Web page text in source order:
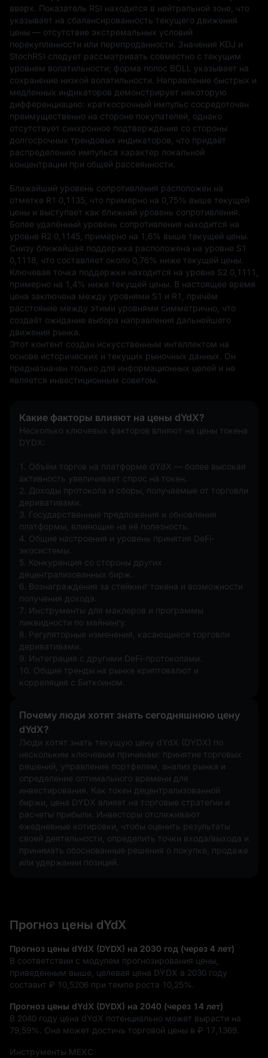
вверх. Показатель RSI находится в нейтральной зоне, что
указывает на сбалансированность текущего движения
цены — отсутствие экстремальных условий
перекупленности или перепроданности. Значения KDJ и
StochRSI следует рассматривать совместно с текущим
уровнем волатильности; форма полос BOLL указывает на
сохранение низкой волатильности. Направление быстрых и
медленных индикаторов демонстрирует некоторую
дифференциацию: краткосрочный импульс сосредоточен
преимущественно на стороне покупателей, однако
отсутствует синхронное подтверждение со стороны
долгосрочных трендовых индикаторов, что придаёт
распределению импульса характер локальной
концентрации при общей рассеянности.
Ближайший уровень сопротивления расположен на
отметке R1 0,1135, что примерно на 0,75% выше текущей
цены и выступает как ближний уровень сопротивления.
Более удалённый уровень сопротивления находится на
уровне R2 0,1145, примерно на 1,6% выше текущей цены.
Снизу ближайшая поддержка расположена на уровне S1
0,1118, что составляет около 0,76% ниже текущей цены.
Ключевая точка поддержки находится на уровне S2 0,1111,
примерно на 1,4% ниже текущей цены. В настоящее время
цена заключена между уровнями S1 и R1, причём
расстояние между этими уровнями симметрично, что
создаёт ожидание выбора направления дальнейшего
движения рынка.
Этот контент создан искусственным интеллектом на
основе исторических и текущих рыночных данных. Он
предназначен только для информационных целей и не
является инвестиционным советом.
Какие факторы влияют на цены dYdX?
Несколько ключевых факторов влияют на цены токена
DYDX:
1. Объём торгов на платформе dYdX — более высокая
активность увеличивает спрос на токен.
2. Доходы протокола и сборы, получаемые от торговли
деривативами.
3. Государственные предложения и обновления
платформы, влияющие на её полезность.
4. Общие настроения и уровень принятия DeFi-
экосистемы.
5. Конкуренция со стороны других
децентрализованных бирж.
6. Вознаграждения за стейкинг токена и возможности
получения дохода.
7. Инструменты для маклеров и программы
ликвидности по майнингу.
8. Регуляторные изменения, касающиеся торговли
деривативами.
9. Интеграция с другими DeFi-протоколами.
10. Общие тренды на рынке криптовалют и
корреляция с Биткоином.
Почему люди хотят знать сегодняшнюю цену
dYdX?
Люди хотят знать текущую цену dYdX (DYDX) по
нескольким ключевым причинам: принятие торговых
решений, управление портфелем, анализ рынка и
определение оптимального времени для
инвестирования. Как токен децентрализованной
биржи, цена DYDX влияет на торговые стратегии и
расчеты прибыли. Инвесторы отслеживают
ежедневные котировки, чтобы оценить результаты
своей деятельности, определить точки входа/выхода и
принимать обоснованные решения о покупке, продаже
или удержании позиций.
Прогноз цены dYdX
Прогноз цены dYdX (DYDX) на 2030 год (через 4 лет)
В соответствии с модулем прогнозирования цены,
приведенным выше, целевая цена DYDX в 2030 году
составит ₽ 10,5206 при темпе роста 10,25%
Прогноз цены dYdX (DYDX) на 2040 (через 14 лет)
В 2040 году цена dYdX потенциально может вырасти на
79,59%
. Она может достичь торговой цены в ₽ 17,1369
Инструменты MEXC